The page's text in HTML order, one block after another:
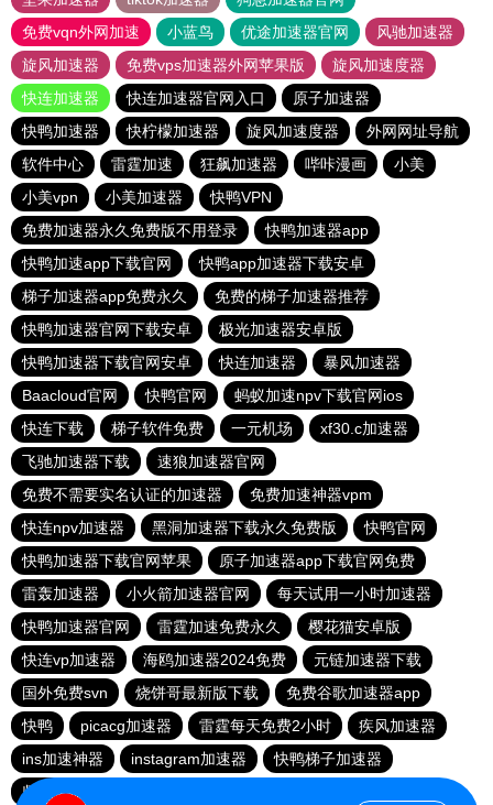
免费vqn外网加速
小蓝鸟 优途加速器官网
风驰加速器
旋风加速器
免费vps加速器外网苹果版
旋风加速度器
快连加速器
快连加速器官网入口
原子加速器
快鸭加速器
快柠檬加速器 旋风加速度器
外网网址导航
软件中心
雷霆加速 狂飙加速器 哔咔漫画
小美
小美vpn
小美加速器
快鸭VPN
免费加速器永久免费版不用登录
快鸭加速器app
快鸭加速app下载官网
快鸭app加速器下载安卓
梯子加速器app免费永久
免费的梯子加速器推荐
快鸭加速器官网下载安卓
极光加速器安卓版
快鸭加速器下载官网安卓
快连加速器
暴风加速器
Baacloud官网
快鸭官网
蚂蚁加速npv下载官网ios
快连下载
梯子软件免费 一元机场
xf30.c加速器
飞驰加速器下载
速狼加速器官网
免费不需要实名认证的加速器
免费加速神器vpm
快连npv加速器
黑洞加速器下载永久免费版
快鸭官网
快鸭加速器下载官网苹果
原子加速器app下载官网免费
雷轰加速器
小火箭加速器官网
每天试用一小时加速器
快鸭加速器官网
雷霆加速免费永久
樱花猫安卓版
快连vp加速器
海鸥加速器2024免费
元链加速器下载
国外免费svn
烧饼哥最新版下载
免费谷歌加速器app
快鸭
picacg加速器 雷霆每天免费2小时
疾风加速器
ins加速神器
instagram加速器
快鸭梯子加速器
坚果加速器